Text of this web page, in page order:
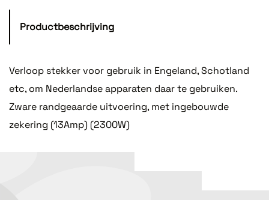
Productbeschrijving
Verloop stekker voor gebruik in Engeland, Schotland
etc, om Nederlandse apparaten daar te gebruiken.
Zware randgeaarde uitvoering, met ingebouwde
zekering (13Amp) (2300W)